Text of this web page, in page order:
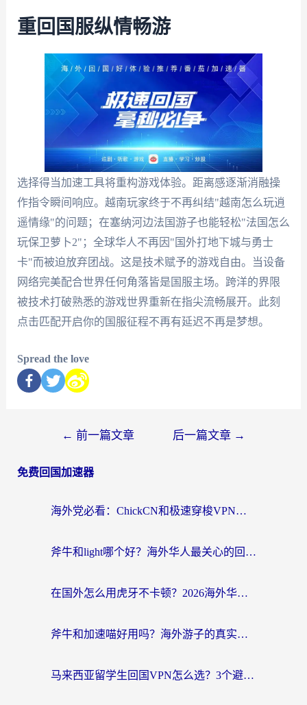
重回国服纵情畅游
选择得当加速工具将重构游戏体验。距离感逐渐消融操
作指令瞬间响应。越南玩家终于不再纠结"越南怎么玩逍
遥情缘"的问题；在塞纳河边法国游子也能轻松"法国怎么
玩保卫萝卜2"；全球华人不再因"国外打地下城与勇士
卡"而被迫放弃团战。这是技术赋予的游戏自由。当设备
网络完美配合世界任何角落皆是国服主场。跨洋的界限
被技术打破熟悉的游戏世界重新在指尖流畅展开。此刻
点击匹配开启你的国服征程不再有延迟不再是梦想。
Spread the love
← 前一篇文章 后一篇文章 →
免费回国加速器
海外党必看：ChickCN和极速穿梭VPN好用吗？3招教你选对回国加速器无缝刷国内资源
斧牛和light哪个好？海外华人最关心的回国加速器选择难题，一篇讲透
在国外怎么用虎牙不卡顿？2026海外华人亲测有效的回国加速器选择指南
斧牛和加速喵好用吗？海外游子的真实选择困境
马来西亚留学生回国VPN怎么选？3个避坑点+1款实测好用的加速器推荐